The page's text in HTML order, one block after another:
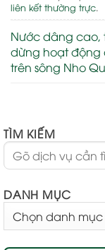
liên kết thường trực.
Nước dâng cao,
dừng hoạt động
trên sông Nho
TÌM KIẾM
DANH MỤC
MỤC